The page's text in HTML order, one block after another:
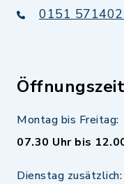
0151
Montag bis Freitag:
07.30 Uhr bis
Dienstag zusätzlich: